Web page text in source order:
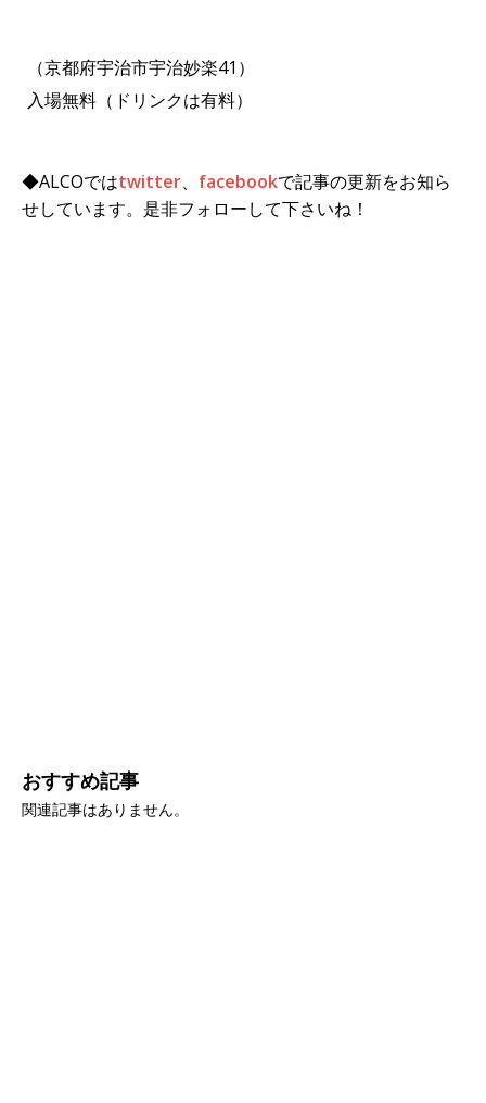
（京都府宇治市宇治妙楽41）
入場無料（ドリンクは有料）
◆ALCOではtwitter、 facebookで記事の更新をお知ら
せしています。是非フォローして下さいね！
おすすめ記事
関連記事はありません。